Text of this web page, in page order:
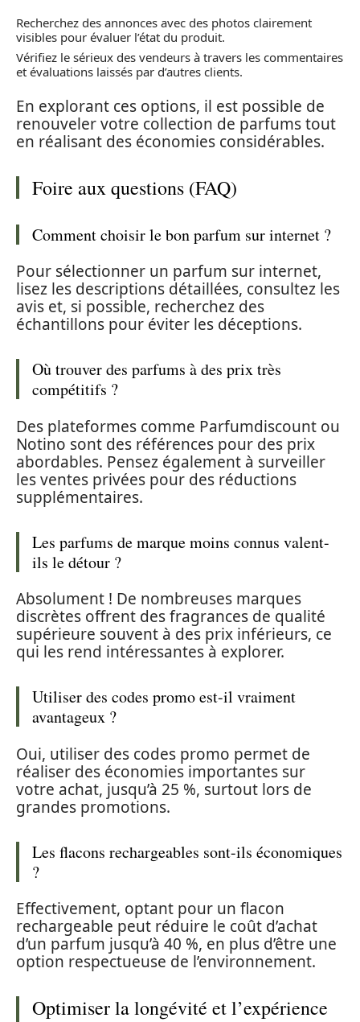
Recherchez des annonces avec des photos clairement
visibles pour évaluer l’état du produit.
Vérifiez le sérieux des vendeurs à travers les commentaires
et évaluations laissés par d’autres clients.
En explorant ces options, il est possible de
renouveler votre collection de parfums tout
en réalisant des économies considérables.
Foire aux questions (FAQ)
Comment choisir le bon parfum sur internet ?
Pour sélectionner un parfum sur internet,
lisez les descriptions détaillées, consultez les
avis et, si possible, recherchez des
échantillons pour éviter les déceptions.
Où trouver des parfums à des prix très
compétitifs ?
Des plateformes comme Parfumdiscount ou
Notino sont des références pour des prix
abordables. Pensez également à surveiller
les ventes privées pour des réductions
supplémentaires.
Les parfums de marque moins connus valent-
ils le détour ?
Absolument ! De nombreuses marques
discrètes offrent des fragrances de qualité
supérieure souvent à des prix inférieurs, ce
qui les rend intéressantes à explorer.
Utiliser des codes promo est-il vraiment
avantageux ?
Oui, utiliser des codes promo permet de
réaliser des économies importantes sur
votre achat, jusqu’à 25 %, surtout lors de
grandes promotions.
Les flacons rechargeables sont-ils économiques
?
Effectivement, optant pour un flacon
rechargeable peut réduire le coût d’achat
d’un parfum jusqu’à 40 %, en plus d’être une
option respectueuse de l’environnement.
Optimiser la longévité et l’expérience